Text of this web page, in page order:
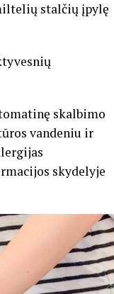
stalčių įpylę
skalbimo
vandeniu ir
skydelyje